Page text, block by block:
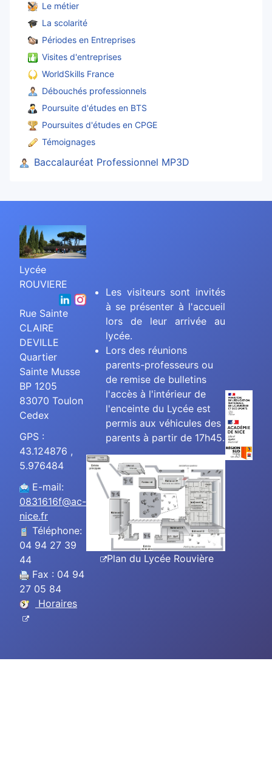
Le métier
La scolarité
Périodes en Entreprises
Visites d'entreprises
WorldSkills France
Débouchés professionnels
Poursuite d'études en BTS
Poursuites d'études en CPGE
Témoignages
Baccalauréat Professionnel MP3D
Lycée
ROUVIERE
Rue Sainte
CLAIRE
DEVILLE
Quartier
Sainte Musse
BP 1205
83070 Toulon
Cedex
GPS :
43.124876 ,
5.976484
E-mail:
0831616f@ac-
nice.fr
Téléphone:
04 94 27 39
44
Fax : 04 94
27 05 84
Horaires
Les visiteurs sont invités
à se présenter à l'accueil
lors de leur arrivée au
lycée.
Lors des réunions
parents-professeurs ou
de remise de bulletins
l'accès à l'intérieur de
l'enceinte du Lycée est
permis aux véhicules des
parents à partir de 17h45.
Plan du Lycée Rouvière